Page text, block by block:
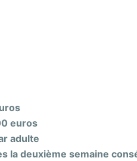
euros
adulte
la deuxième semaine